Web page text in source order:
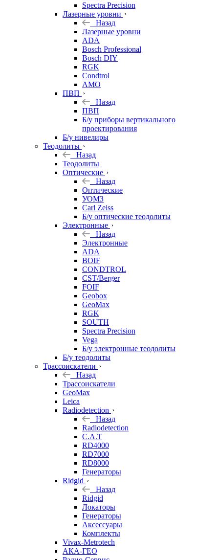
Spectra Precision
Лазерные уровни
Назад
Лазерные уровни
ADA
Bosch Professional
Bosch DIY
RGK
Condtrol
AMO
ПВП
Назад
ПВП
Б/у приборы вертикального
проектирования
Б/у нивелиры
Теодолиты
Назад
Теодолиты
Оптические
Назад
Оптические
УОМЗ
Carl Zeiss
Б/у оптические теодолиты
Электронные
Назад
Электронные
ADA
BOIF
CONDTROL
CST/Berger
FOIF
Geobox
GeoMax
RGK
SOUTH
Spectra Precision
Vega
Б/у электронные теодолиты
Б/у теодолиты
Трассоискатели
Назад
Трассоискатели
GeoMax
Leica
Radiodetection
Назад
Radiodetection
C.A.T
RD4000
RD7000
RD8000
Генераторы
Ridgid
Назад
Ridgid
Локаторы
Генераторы
Аксессуары
Комплекты
Vivax-Metrotech
АКА-ГЕО